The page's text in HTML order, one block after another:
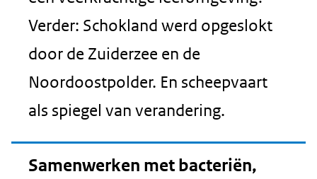
Verder: Schokland werd opgeslokt
door de Zuiderzee en de
Noordoostpolder. En scheepvaart
als spiegel van verandering.
Samenwerken met bacteriën,